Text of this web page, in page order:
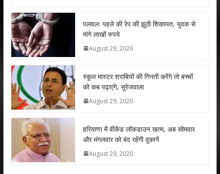
at
s
A
p
p
e
b
o
k
er e
dI
n
l e
पलवलः पहले की रेप की झूठी शिकायत, युवक से
मांगे लाखों रुपये
August 29, 2020
स्कूल मास्टर शराबियों की गिनती करेंगे तो बच्चों
को कब पढ़ाएंगे, सुरेजवाला
August 29, 2020
हरियाणा में वीकेंड लॉकडाउन खत्म, अब सोमवार
और मंगलवार को बंद रहेंगी दुकानें
August 29, 2020